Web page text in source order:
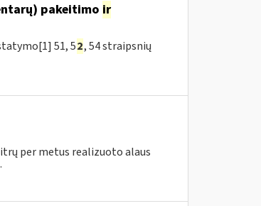
pakeitimo ir
51, 52, 54 straipsnių
per metus realizuoto alaus